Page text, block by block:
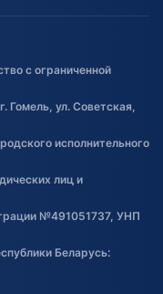
с ограниченной
Гомель, ул. Советская,
исполнительного
лиц и
№491051737, УНП
Беларусь: